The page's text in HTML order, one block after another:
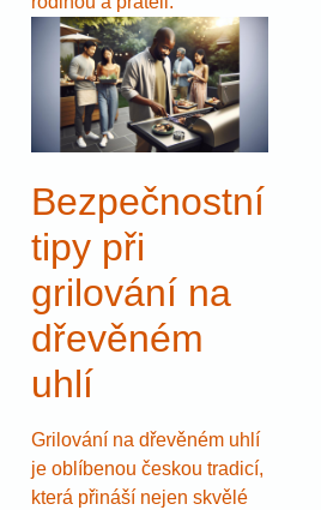
Bezpečnostní
tipy při
grilování na
dřevěném
uhlí
Grilování na dřevěném uhlí
je oblíbenou českou tradicí,
která přináší nejen skvělé